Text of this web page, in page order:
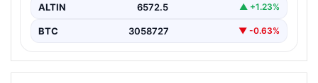
ALTIN 6572.5 ▲ +1.23%
BTC 3058727 ▼ -0.63%